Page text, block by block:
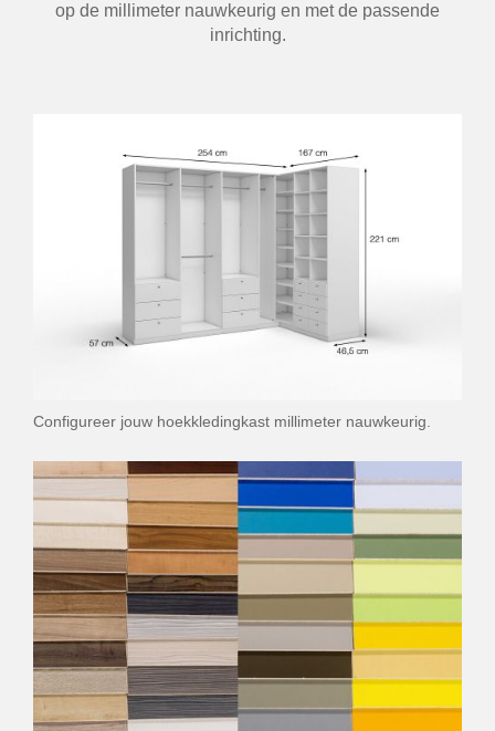
op de millimeter nauwkeurig en met de passende
inrichting.
Configureer jouw hoekkledingkast millimeter nauwkeurig.